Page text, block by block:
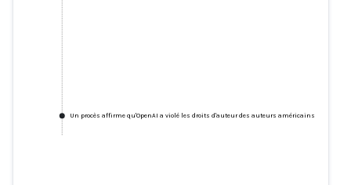
Un procès affirme qu'OpenAI a violé les droits d'auteur des auteurs américains